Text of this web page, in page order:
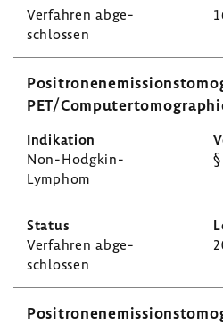
Verfahren abge­
schlossen
PET/
Non-​Hodgkin-
Lymphom
Verfahren abge­
schlossen